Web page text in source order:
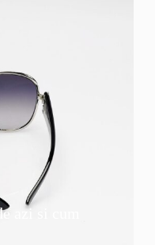
azi si cum